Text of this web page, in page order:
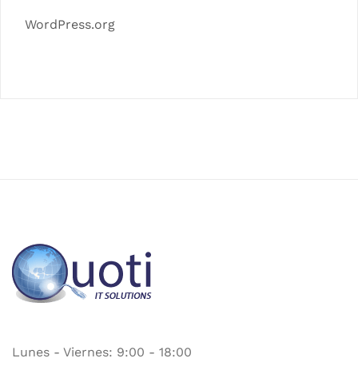
WordPress.org
Lunes - Viernes: 9:00 - 18:00